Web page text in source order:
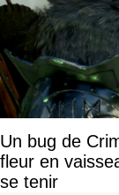
Un bug de
fleur en
se tenir